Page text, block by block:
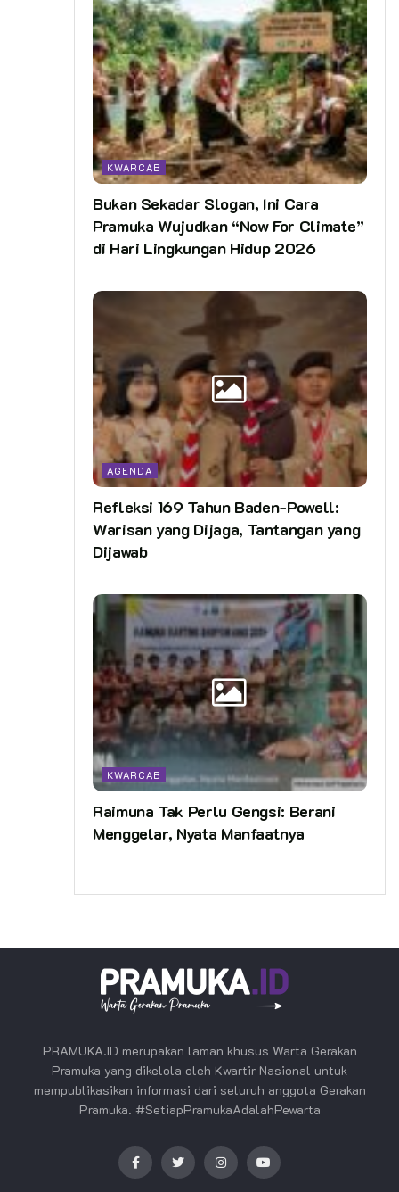
KWARCAB
Bukan Sekadar Slogan, Ini Cara
Pramuka Wujudkan “Now For Climate”
di Hari Lingkungan Hidup 2026
AGENDA
Refleksi 169 Tahun Baden-Powell:
Warisan yang Dijaga, Tantangan yang
Dijawab
KWARCAB
Raimuna Tak Perlu Gengsi: Berani
Menggelar, Nyata Manfaatnya
PRAMUKA.ID merupakan laman khusus Warta Gerakan
Pramuka yang dikelola oleh Kwartir Nasional untuk
mempublikasikan informasi dari seluruh anggota Gerakan
Pramuka. #SetiapPramukaAdalahPewarta